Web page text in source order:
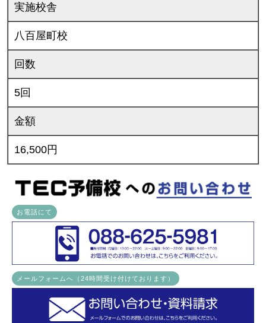
実施校舎
八百屋町校
回数
5回
金額
16,500円
お電話にて
メールフォームへ（24時間受け付けております）